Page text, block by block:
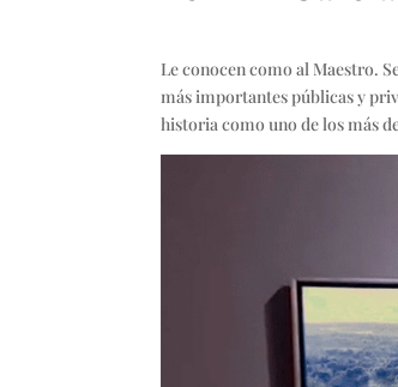
Le conocen como al Maestro.
más importantes públicas y
historia como uno de los más